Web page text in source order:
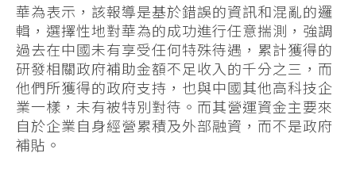
華為表示，該報導是基於錯誤的資訊和混亂的邏
輯，選擇性地對華為的成功進行任意揣測，強調
過去在中國未有享受任何特殊待遇，累計獲得的
研發相關政府補助金額不足收入的千分之三，而
他們所獲得的政府支持，也與中國其他高科技企
業一樣，未有被特別對待。而其營運資金主要來
自於企業自身經營累積及外部融資，而不是政府
補貼。